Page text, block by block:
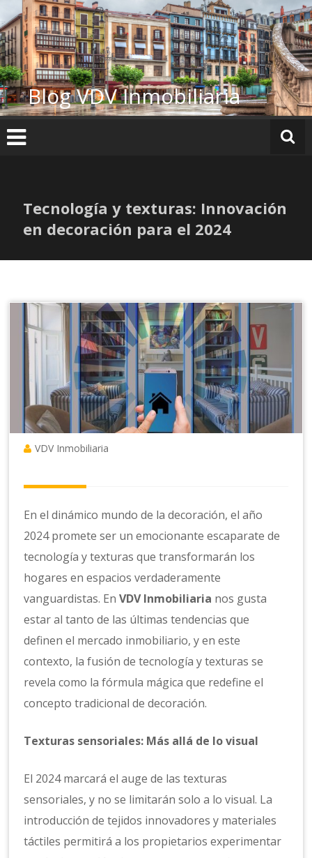
al
contenido
Blog VDV Inmobiliaria
Tecnología y texturas: Innovación
en decoración para el 2024
VDV Inmobiliaria
En el dinámico mundo de la decoración, el año
2024 promete ser un emocionante escaparate de
tecnología y texturas que transformarán los
hogares en espacios verdaderamente
vanguardistas. EnVDV Inmobiliaria nos gusta
estar al tanto de las últimas tendencias que
definen el mercado inmobiliario, y en este
contexto, la fusión de tecnología y texturas se
revela como la fórmula mágica que redefine el
concepto tradicional de decoración.
Texturas sensoriales: Más allá de lo visual
El 2024 marcará el auge de las texturas
sensoriales, y no se limitarán solo a lo visual. La
introducción de tejidos innovadores y materiales
táctiles permitirá a los propietarios experimentar